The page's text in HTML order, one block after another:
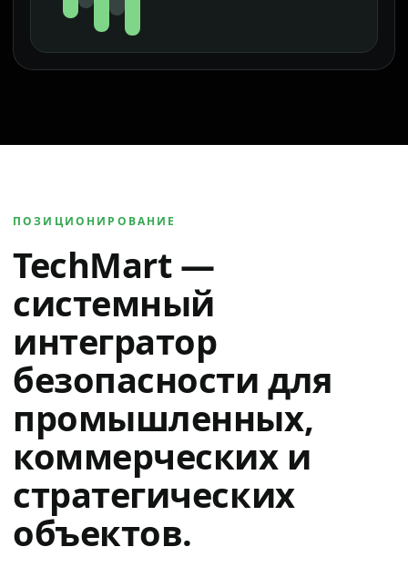
ПОЗИЦИОНИРОВАНИЕ
TechMart —
системный
интегратор
безопасности для
промышленных,
коммерческих и
стратегических
объектов.